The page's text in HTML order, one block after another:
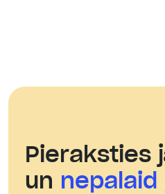
Pieraksties
un nepalaid